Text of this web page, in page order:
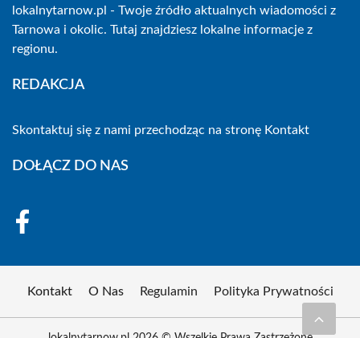
lokalnytarnow.pl - Twoje źródło aktualnych wiadomości z
Tarnowa i okolic. Tutaj znajdziesz lokalne informacje z
regionu.
REDAKCJA
Skontaktuj się z nami przechodząc na stronę Kontakt
DOŁĄCZ DO NAS
Kontakt O Nas Regulamin Polityka Prywatności